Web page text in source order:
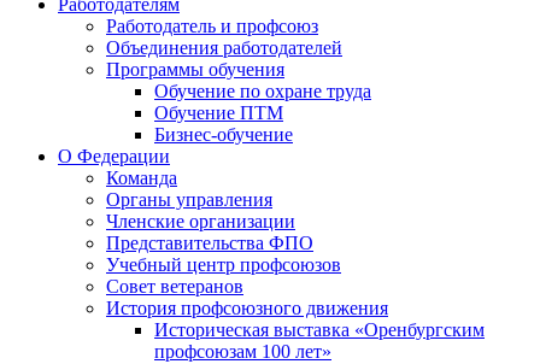
Работодателям
Работодатель и профсоюз
Объединения работодателей
Программы обучения
Обучение по охране труда
Обучение ПТМ
Бизнес-обучение
О Федерации
Команда
Органы управления
Членские организации
Представительства ФПО
Учебный центр профсоюзов
Совет ветеранов
История профсоюзного движения
Историческая выставка «Оренбургским
профсоюзам 100 лет»